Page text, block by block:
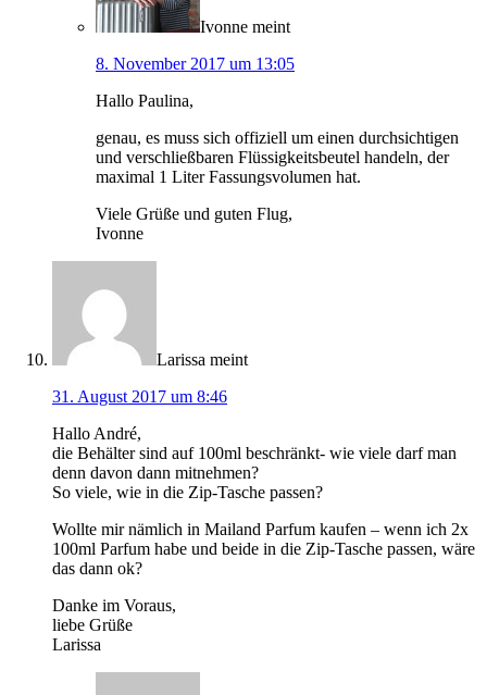
Ivonne meint
8. November 2017 um 13:05
Hallo Paulina,
genau, es muss sich offiziell um einen durchsichtigen
und verschließbaren Flüssigkeitsbeutel handeln, der
maximal 1 Liter Fassungsvolumen hat.
Viele Grüße und guten Flug,
Ivonne
Larissa meint
31. August 2017 um 8:46
Hallo André,
die Behälter sind auf 100ml beschränkt- wie viele darf man
denn davon dann mitnehmen?
So viele, wie in die Zip-Tasche passen?
Wollte mir nämlich in Mailand Parfum kaufen – wenn ich 2x
100ml Parfum habe und beide in die Zip-Tasche passen, wäre
das dann ok?
Danke im Voraus,
liebe Grüße
Larissa